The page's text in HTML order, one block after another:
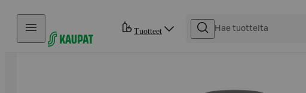
Hyppää sisältöön
Tuotteet